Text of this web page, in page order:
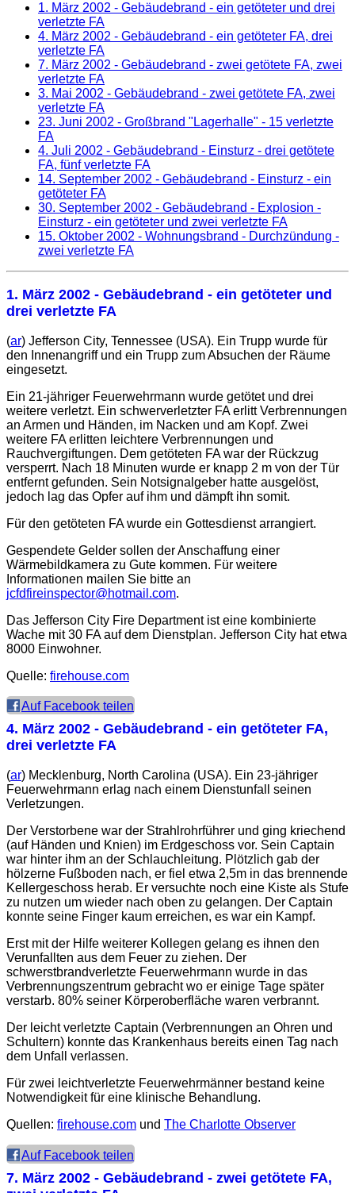
1. März 2002 - Gebäudebrand - ein getöteter und drei
verletzte FA
4. März 2002 - Gebäudebrand - ein getöteter FA, drei
verletzte FA
7. März 2002 - Gebäudebrand - zwei getötete FA, zwei
verletzte FA
3. Mai 2002 - Gebäudebrand - zwei getötete FA, zwei
verletzte FA
23. Juni 2002 - Großbrand "Lagerhalle" - 15 verletzte
FA
4. Juli 2002 - Gebäudebrand - Einsturz - drei getötete
FA, fünf verletzte FA
14. September 2002 - Gebäudebrand - Einsturz - ein
getöteter FA
30. September 2002 - Gebäudebrand - Explosion -
Einsturz - ein getöteter und zwei verletzte FA
15. Oktober 2002 - Wohnungsbrand - Durchzündung -
zwei verletzte FA
1. März 2002 - Gebäudebrand - ein getöteter und
drei verletzte FA
(ar) Jefferson City, Tennessee (USA). Ein Trupp wurde für
den Innenangriff und ein Trupp zum Absuchen der Räume
eingesetzt.
Ein 21-jähriger Feuerwehrmann wurde getötet und drei
weitere verletzt. Ein schwerverletzter FA erlitt Verbrennungen
an Armen und Händen, im Nacken und am Kopf. Zwei
weitere FA erlitten leichtere Verbrennungen und
Rauchvergiftungen. Dem getöteten FAwar der Rückzug
versperrt. Nach 18 Minuten wurde er knapp 2 m von der Tür
entfernt gefunden. Sein Notsignalgeber hatte ausgelöst,
jedoch lag das Opfer auf ihm und dämpft ihn somit.
Für den getöteten FA wurde ein Gottesdienst arrangiert.
Gespendete Gelder sollen der Anschaffung einer
Wärmebildkamera zu Gute kommen. Für weitere
Informationen mailen Sie bitte an
jcfdfireinspector@hotmail.com.
Das Jefferson City Fire Department ist eine kombinierte
Wache mit 30 FAauf dem Dienstplan. Jefferson City hat etwa
8000 Einwohner.
Quelle: firehouse.com
Auf Facebook teilen
4. März 2002 - Gebäudebrand - ein getöteter FA,
drei verletzte FA
(ar) Mecklenburg, North Carolina (USA). Ein 23-jähriger
Feuerwehrmann erlag nach einem Dienstunfall seinen
Verletzungen.
Der Verstorbene war der Strahlrohrführer und ging kriechend
(auf Händen und Knien) im Erdgeschoss vor. Sein Captain
war hinter ihm an der Schlauchleitung. Plötzlich gab der
hölzerne Fußboden nach, er fiel etwa 2,5m in das brennende
Kellergeschoss herab. Er versuchte noch eine Kiste als Stufe
zu nutzen um wieder nach oben zu gelangen. Der Captain
konnte seine Finger kaum erreichen, es war ein Kampf.
Erst mit der Hilfe weiterer Kollegen gelang es ihnen den
Verunfallten aus dem Feuer zu ziehen. Der
schwerstbrandverletzte Feuerwehrmann wurde in das
Verbrennungszentrum gebracht wo er einige Tage später
verstarb. 80% seiner Körperoberfläche waren verbrannt.
Der leicht verletzte Captain (Verbrennungen an Ohren und
Schultern) konnte das Krankenhaus bereits einen Tag nach
dem Unfall verlassen.
Für zwei leichtverletzte Feuerwehrmänner bestand keine
Notwendigkeit für eine klinische Behandlung.
Quellen: firehouse.com und The Charlotte Observer
Auf Facebook teilen
7. März 2002 - Gebäudebrand - zwei getötete FA,